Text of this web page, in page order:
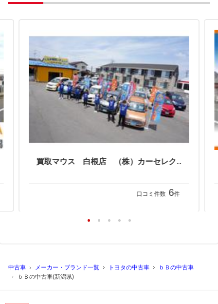
買取マウス 白根店 （株）カーセレクション
口コミ件数 6件
中古車 メーカー・ブランド一覧 トヨタの中古車
ｂＢの中古車
ｂＢの中古車(新潟県)